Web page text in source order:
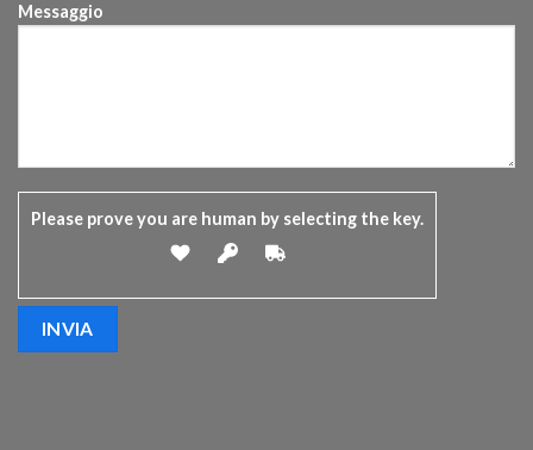
Messaggio
Please prove you are human by selecting the key.